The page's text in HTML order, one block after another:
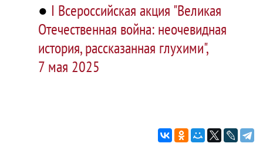
● I Всероссийская акция "Великая
Отечественная война: неочевидная
история, рассказанная глухими",
7 мая 2025